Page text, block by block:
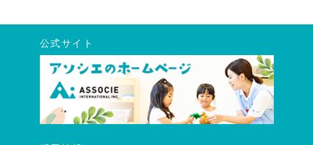
公式サイト